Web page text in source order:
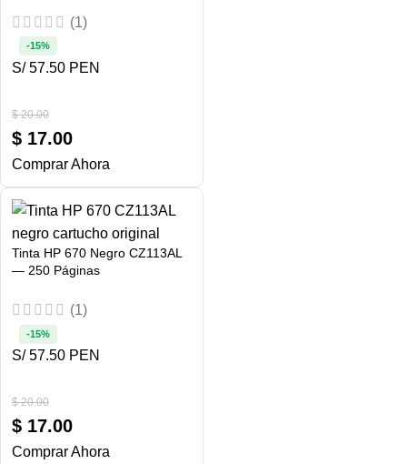
(1)
$20.00
$ 17.00
-15%
S/ 57.50 PEN
Comprar Ahora
Tinta HP 670 Negro CZ113AL
— 250 Páginas
(1)
$20.00
$ 17.00
-15%
S/ 57.50 PEN
Comprar Ahora